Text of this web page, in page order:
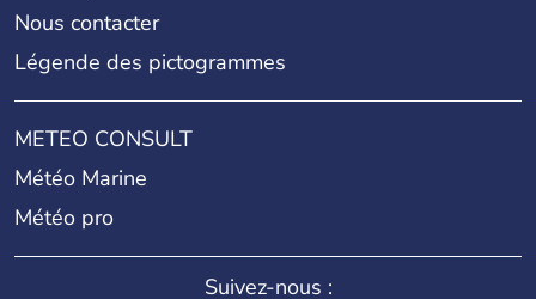
Nous contacter
Légende des pictogrammes
METEO CONSULT
Météo Marine
Météo pro
Suivez-nous :